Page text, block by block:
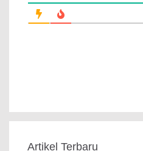
Artikel Terbaru